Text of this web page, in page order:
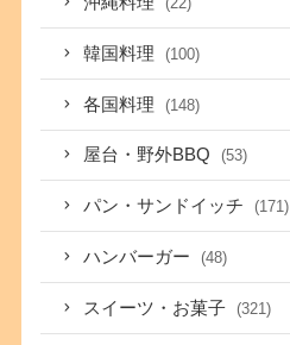
韓国料理 (100)
各国料理 (148)
屋台・野外BBQ (53)
パン・サンドイッチ (171)
ハンバーガー (48)
スイーツ・お菓子 (321)